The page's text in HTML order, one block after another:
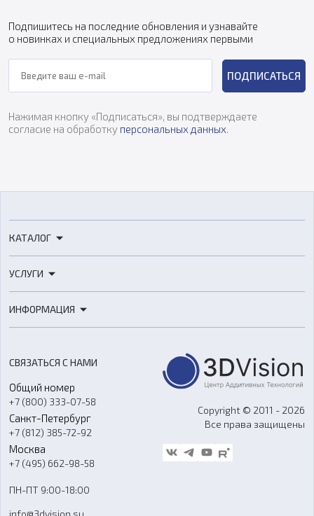
Подпишитесь на последние обновления и узнавайте
о новинках и специальных предложениях первыми
ПОДПИСАТЬСЯ
Нажимая кнопку «Подписаться», вы подтверждаете
согласие на обработку персональных данных.
КАТАЛОГ
3D-сканеры
Расходные материалы
Оборудование и материалы для вакуумного литья
Аксессуары и прочее оборудование
Программное обеспечение
УСЛУГИ
3D-моделирование
Ремонт и услуги
ИНФОРМАЦИЯ
О компании
Контакты
Гос. закупки
Стать дилером
Блог
СВЯЗАТЬСЯ С НАМИ
Общий номер
+7 (800) 333-07-58
Санкт-Петербург
+7 (812) 385-72-92
Москва
+7 (495) 662-98-58
ПН-ПТ 9:00-18:00
Copyright © 2011 - 2026
Все права защищены